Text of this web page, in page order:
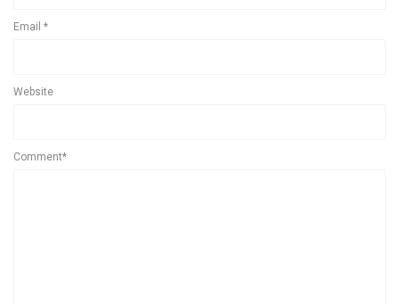
Email *
Website
Comment*